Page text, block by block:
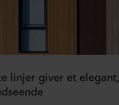
linjer giver et elegant,